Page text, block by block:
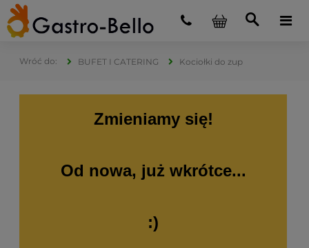
BUFET I CATERING Kociołki do zup
Zmieniamy się!
Od nowa, już wkrótce...
:)